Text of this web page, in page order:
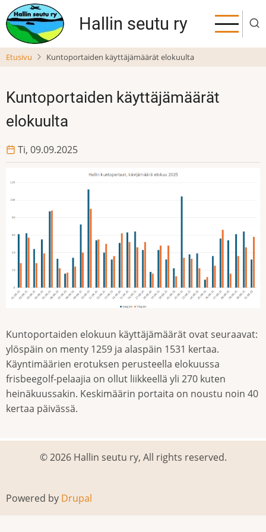
Hyppää
pääsisältöön
Hallin seutu ry
Etusivu Kuntoportaiden käyttäjämäärät elokuulta
Kuntoportaiden käyttäjämäärät
elokuulta
Ti, 09.09.2025
Kuntoportaiden elokuun käyttäjämäärät ovat seuraavat:
ylöspäin on menty 1259 ja alaspäin 1531 kertaa.
Käyntimäärien erotuksen perusteella elokuussa
frisbeegolf-pelaajia on ollut liikkeellä yli 270 kuten
heinäkuussakin. Keskimäärin portaita on noustu noin 40
kertaa päivässä.
© 2026 Hallin seutu ry, All rights reserved.
Powered by Drupal